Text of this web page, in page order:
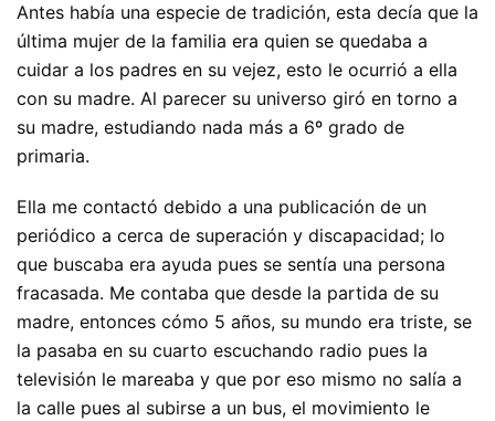
Antes había una especie de tradición, esta decía que la
última mujer de la familia era quien se quedaba a
cuidar a los padres en su vejez, esto le ocurrió a ella
con su madre. Al parecer su universo giró en torno a
su madre, estudiando nada más a 6º grado de
primaria.
Ella me contactó debido a una publicación de un
periódico a cerca de superación y discapacidad; lo
que buscaba era ayuda pues se sentía una persona
fracasada. Me contaba que desde la partida de su
madre, entonces cómo 5 años, su mundo era triste, se
la pasaba en su cuarto escuchando radio pues la
televisión le mareaba y que por eso mismo no salía a
la calle pues al subirse a un bus, el movimiento le